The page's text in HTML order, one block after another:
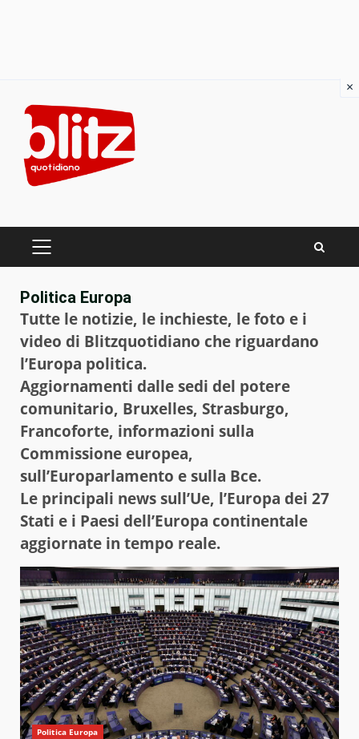
content
PRIMARY
Politica Europa
Tutte le notizie, le inchieste, le foto e i
video di Blitzquotidiano che riguardano
l’Europa politica.
Aggiornamenti dalle sedi del potere
comunitario, Bruxelles, Strasburgo,
Francoforte, informazioni sulla
Commissione europea,
sull’Europarlamento e sulla Bce.
Le principali news sull’Ue, l’Europa dei 27
Stati e i Paesi dell’Europa continentale
aggiornate in tempo reale.
Politica Europa
×